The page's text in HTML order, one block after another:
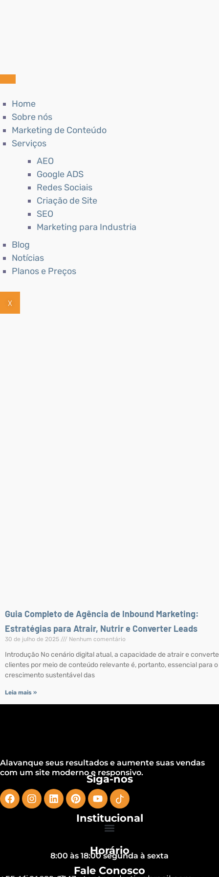
Home
Sobre nós
Marketing de Conteúdo
Serviços
AEO
Google ADS
Redes Sociais
Criação de Site
SEO
Marketing para Industria
Blog
Notícias
Planos e Preços
X
Guia Completo de Agência de Inbound Marketing:
Estratégias para Atrair, Nutrir e Converter Leads
30 de julho de 2025 Nenhum comentário
Introdução No cenário digital atual, a capacidade de atrair e
clientes por meio de conteúdo relevante é, portanto, essencial para o
crescimento sustentável das
Leia mais »
Alavanque seus resultados e aumente suas vendas
com um site moderno e responsivo.
Siga-nos
Institucional
Horário
8:00 às 18:00 segunda à sexta
Fale Conosco